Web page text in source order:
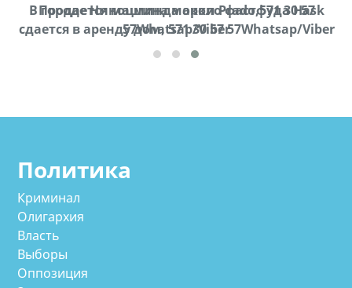
В городе Ниноцминда около фастфуда Hask
cдается в аренду дом, 571 30 57 57Whatsap/Viber
Продается машина марки Prado,571 30 57
57Whatsap/Viber
Политика
Криминал
Олигархия
Власть
Выборы
Оппозиция